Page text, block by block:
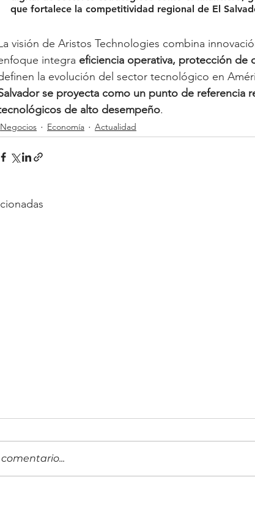
que fortalece la competitividad regional de El
visión de Aristos Technologies combina
integra eficiencia operativa, protección de
la evolución del sector tecnológico en
se proyecta como un punto de referencia
de alto desempeño.
Negocios Economía Actualidad